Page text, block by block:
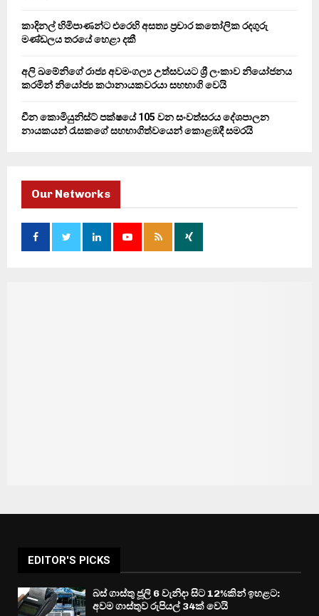
කාදිනල් හිමිපාණන්ට එරෙහි අසත්‍ය ප්‍රචාර කතෝලික රදගුරු
මණ්ඩලය තරයේ හෙළා දකී
අලි ඛමේනිගේ රාජ්‍ය අවමංගල්‍ය උත්සවයට ශ්‍රී ලංකාව නියෝජනය
කරමින් නියෝජ්‍ය කථානායකවරයා සහභාගි වෙයි
චීන කොමියුනිස්ට් පක්ෂයේ 105 වන සංවත්සරය දේශපාලන
නායකයන් රැසකගේ සහභාගිත්වයෙන් කොළඹදී සමරයි
Our Networks
EDITOR'S PICKS
බස් ගාස්තු ජූලි 6 වැනිදා සිට 12%කින් ඉහළට:
අවම ගාස්තුව රුපියල් 34ක් වෙයි